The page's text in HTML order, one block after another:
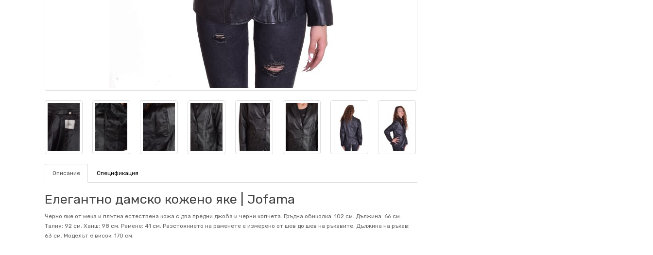
Описание Спецификация
Елегантно дамско кожено яке | Jofama
Черно яке от мека и плътна естествена кожа с два предни джоба и черни копчета. Гръдна обиколка: 102 см. Дължина: 66 см.
Талия: 92 см. Ханш: 98 см. Рамене: 41 см. Разстоянието на раменете е измерено от шев до шев на ръкавите. Дължина на ръкав:
63 см. Mоделът е висок: 170 см.